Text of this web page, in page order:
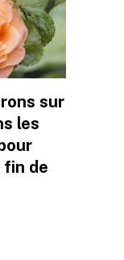
sur
les
fin de